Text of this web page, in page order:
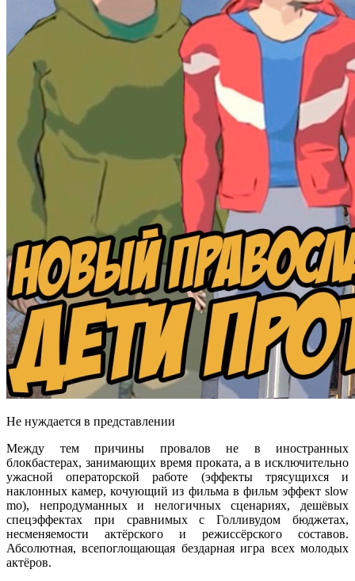
Не нуждается в представлении
Между тем причины провалов не в иностранных
блокбастерах, занимающих время проката, а в исключительно
ужасной операторской работе (эффекты трясущихся и
наклонных камер, кочующий из фильма в фильм эффект slow
mo), непродуманных и нелогичных сценариях, дешёвых
спецэффектах при сравнимых с Голливудом бюджетах,
несменяемости актёрского и режиссёрского составов.
Абсолютная, всепоглощающая бездарная игра всех молодых
актёров.